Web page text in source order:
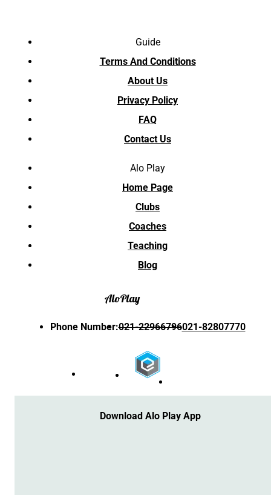
Guide
Terms And Conditions
About Us
Privacy Policy
FAQ
Contact Us
Alo Play
Home Page
Clubs
Coaches
Teaching
Blog
AloPlay
Phone Number:021-22966796021-82807770
Download Alo Play App